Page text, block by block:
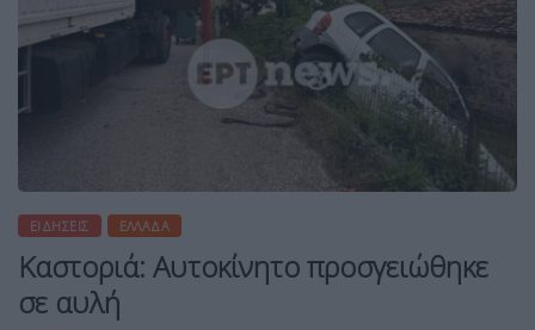
ΕΙΔΉΣΕΙΣ ΕΛΛΆΔΑ
Καστοριά: Αυτοκίνητο προσγειώθηκε
σε αυλή